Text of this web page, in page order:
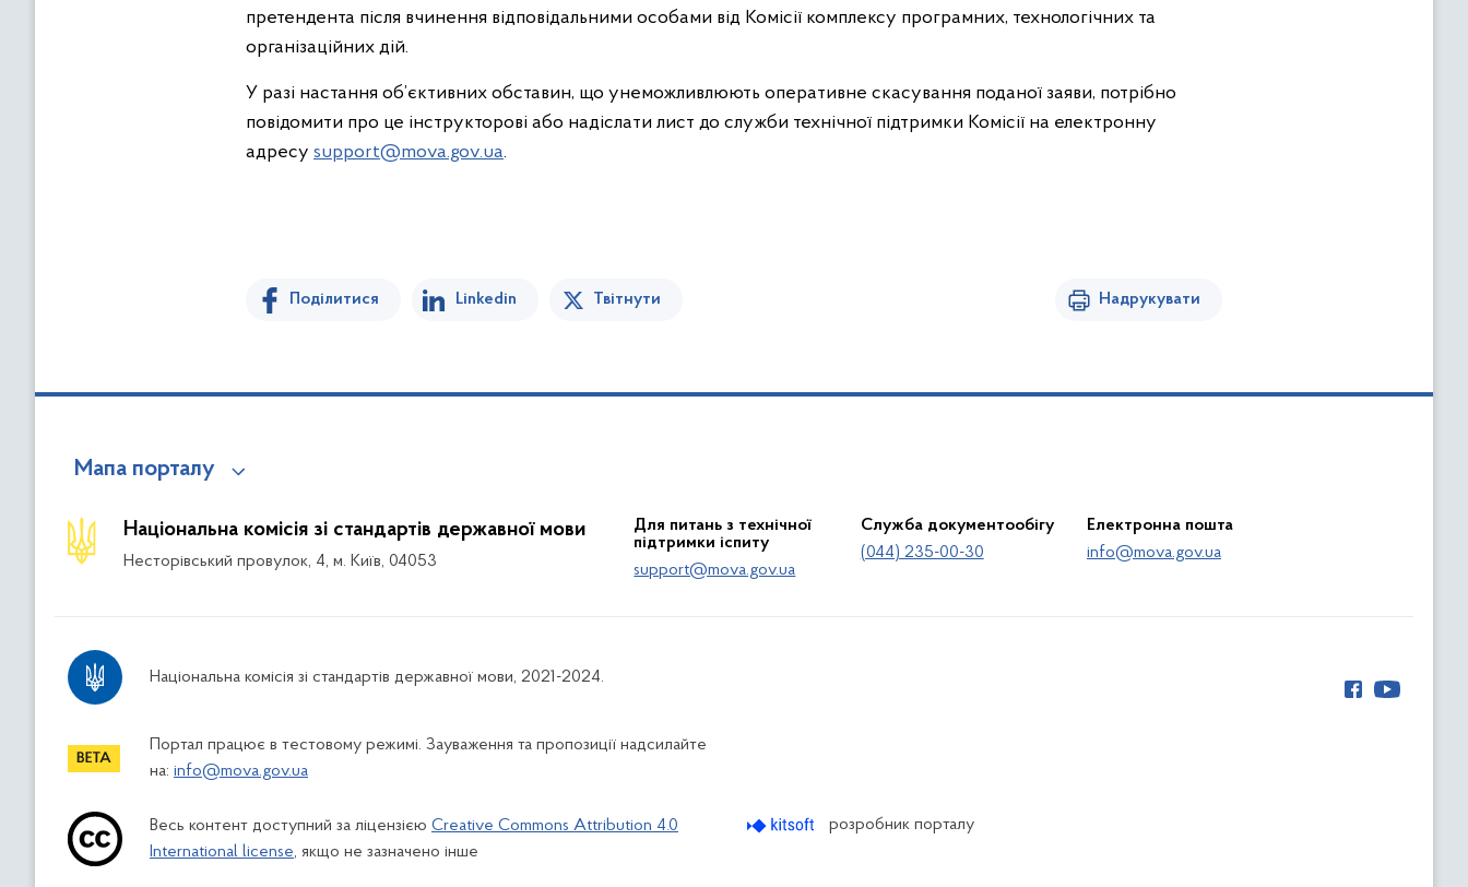
претендента після вчинення відповідальними особами від Комісії комплексу програмних, технологічних та
організаційних дій.
У разі настання об’єктивних обставин, що унеможливлюють оперативне скасування поданої заяви, потрібно
повідомити про це інструкторові або надіслати лист до служби технічної підтримки Комісії на електронну
адресу support@mova.gov.ua.
Поділитися Linkedin Твітнути Надрукувати
Мапа порталу
Національна комісія зі стандартів державної мови
Несторівський провулок, 4, м. Київ, 04053
Для питань з технічної
підтримки іспиту
support@mova.gov.ua
Служба документообігу
(044) 235-00-30
Електронна пошта
info@mova.gov.ua
Національна комісія зі стандартів державної мови, 2021-2024.
Портал працює в тестовому режимі. Зауваження та пропозиції надсилайте
на: info@mova.gov.ua
Весь контент доступний за ліцензією Creative Commons Attribution 4.0
International license, якщо не зазначено інше
розробник порталу